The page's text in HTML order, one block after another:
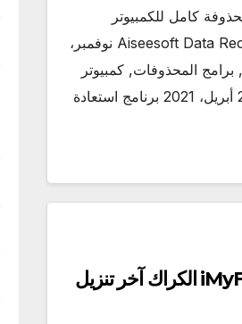
كامل للكمبيوتر
Aiseesoft Data Recovery 2.1.16 Ibrahim 13 نوفمبر،
برامج المحذوفات, كمبيوتر
اضف تعليق آخر تحديث : 21 أبريل، 2021 برنامج استعادة
خصومات iMyFone 9.1.2 الكراك آخر تنزيل